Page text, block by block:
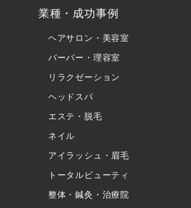
業種・成功事例
ヘアサロン・美容室
バーバー・理容室
リラクゼーション
ヘッドスパ
エステ・脱毛
ネイル
アイラッシュ・眉毛
トータルビューティ
整体・鍼灸・治療院